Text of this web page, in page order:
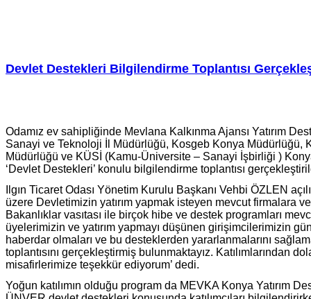
Devlet Destekleri Bilgilendirme Toplantısı
Odamız ev sahipliğinde Mevlana Kalkınma Ajansı Yatırım
Sanayi ve Teknoloji İl Müdürlüğü, Kosgeb Konya Müdürlüğü,
Müdürlüğü ve KÜSİ (Kamu-Üniversite – Sanayi İşbirliği )
‘Devlet Destekleri’ konulu bilgilendirme toplantısı
Ilgın Ticaret Odası Yönetim Kurulu Başkanı Vehbi ÖZLEN
üzere Devletimizin yatırım yapmak isteyen mevcut firmalara
Bakanlıklar vasıtası ile birçok hibe ve destek programları
üyelerimizin ve yatırım yapmayı düşünen girişimcilerimizin
haberdar olmaları ve bu desteklerden yararlanmalarını
toplantısını gerçekleştirmiş bulunmaktayız. Katılımlarından
misafirlerimize teşekkür ediyorum’ dedi.
Yoğun katılımın olduğu program da MEVKA Konya Yatırım